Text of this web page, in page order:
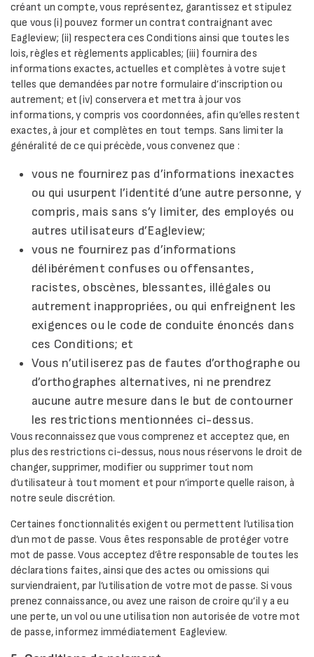
créant un compte, vous représentez, garantissez et stipulez
que vous (i) pouvez former un contrat contraignant avec
Eagleview; (ii) respectera ces Conditions ainsi que toutes les
lois, règles et règlements applicables; (iii) fournira des
informations exactes, actuelles et complètes à votre sujet
telles que demandées par notre formulaire d’inscription ou
autrement; et (iv) conservera et mettra à jour vos
informations, y compris vos coordonnées, afin qu’elles restent
exactes, à jour et complètes en tout temps. Sans limiter la
généralité de ce qui précède, vous convenez que :
vous ne fournirez pas d’informations inexactes
ou qui usurpent l’identité d’une autre personne, y
compris, mais sans s’y limiter, des employés ou
autres utilisateurs d’Eagleview;
vous ne fournirez pas d’informations
délibérément confuses ou offensantes,
racistes, obscènes, blessantes, illégales ou
autrement inappropriées, ou qui enfreignent les
exigences ou le code de conduite énoncés dans
ces Conditions; et
Vous n’utiliserez pas de fautes d’orthographe ou
d’orthographes alternatives, ni ne prendrez
aucune autre mesure dans le but de contourner
les restrictions mentionnées ci-dessus.
Vous reconnaissez que vous comprenez et acceptez que, en
plus des restrictions ci-dessus, nous nous réservons le droit de
changer, supprimer, modifier ou supprimer tout nom
d’utilisateur à tout moment et pour n’importe quelle raison, à
notre seule discrétion.
Certaines fonctionnalités exigent ou permettent l’utilisation
d’un mot de passe. Vous êtes responsable de protéger votre
mot de passe. Vous acceptez d’être responsable de toutes les
déclarations faites, ainsi que des actes ou omissions qui
surviendraient, par l’utilisation de votre mot de passe. Si vous
prenez connaissance, ou avez une raison de croire qu’il y a eu
une perte, un vol ou une utilisation non autorisée de votre mot
de passe, informez immédiatement Eagleview.